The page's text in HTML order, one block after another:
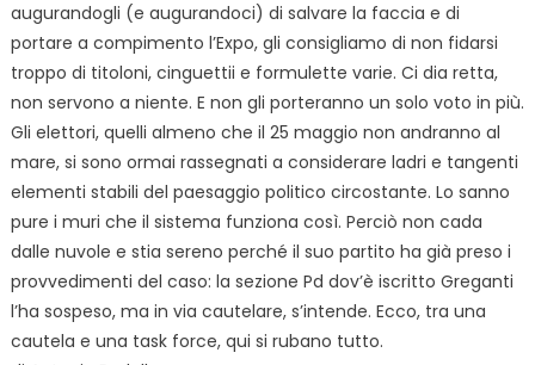
augurandogli (e augurandoci) di salvare la faccia e di
portare a compimento l’Expo, gli consigliamo di non fidarsi
troppo di titoloni, cinguettii e formulette varie. Ci dia retta,
non servono a niente. E non gli porteranno un solo voto in più.
Gli elettori, quelli almeno che il 25 maggio non andranno al
mare, si sono ormai rassegnati a considerare ladri e tangenti
elementi stabili del paesaggio politico circostante. Lo sanno
pure i muri che il sistema funziona così. Perciò non cada
dalle nuvole e stia sereno perché il suo partito ha già preso i
provvedimenti del caso: la sezione Pd dov’è iscritto Greganti
l’ha sospeso, ma in via cautelare, s’intende. Ecco, tra una
cautela e una task force, qui si rubano tutto.